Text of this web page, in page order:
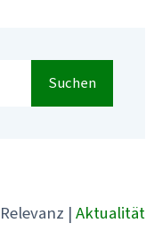
Suchen
Relevanz | Aktualität